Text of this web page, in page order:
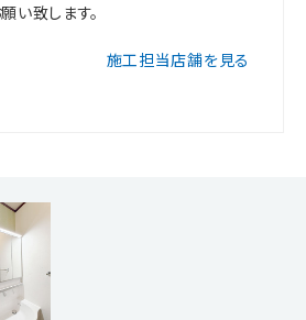
い致します。
施工担当店舗を見る